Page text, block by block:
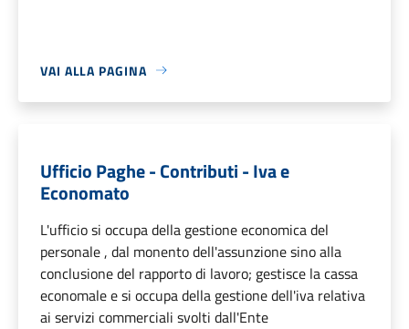
VAI ALLA PAGINA
Ufficio Paghe - Contributi - Iva e
Economato
L'ufficio si occupa della gestione economica del
personale , dal monento dell'assunzione sino alla
conclusione del rapporto di lavoro; gestisce la cassa
economale e si occupa della gestione dell'iva relativa
ai servizi commerciali svolti dall'Ente